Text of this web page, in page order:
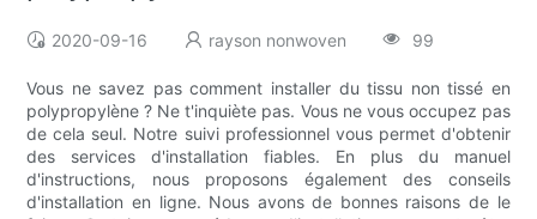
2020-09-16 rayson nonwoven 99
Vous ne savez pas comment installer du tissu non tissé en
polypropylène ? Ne t'inquiète pas. Vous ne vous occupez pas
de cela seul. Notre suivi professionnel vous permet d'obtenir
des services d'installation fiables. En plus du manuel
d'instructions, nous proposons également des conseils
d'installation en ligne. Nous avons de bonnes raisons de le